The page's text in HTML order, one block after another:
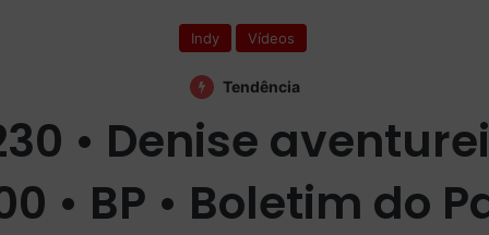
Indy Vídeos
Tendência
• Denise
• BP • Boletim do